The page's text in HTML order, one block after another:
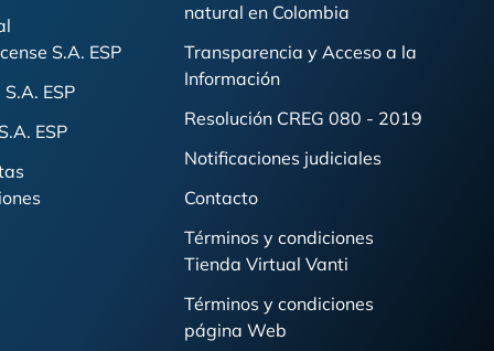
S.A. ESP
ESP
ESP
natural en Colombia
Transparencia y Acceso a la
Información
Resolución CREG 080 - 2019
Notificaciones judiciales
Contacto
Términos y condiciones
Tienda Virtual Vanti
Términos y condiciones
página Web